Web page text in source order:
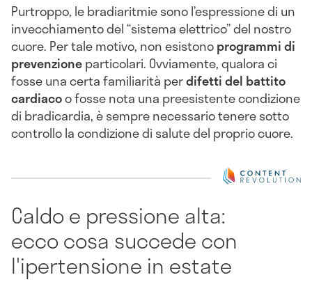
Purtroppo, le bradiaritmie sono l’espressione di un
invecchiamento del “sistema elettrico” del nostro
cuore. Per tale motivo, non esistonoprogrammi di
prevenzioneparticolari. Ovviamente, qualora ci
fosse una certa familiarità perdifetti del battito
cardiacoo fosse nota una preesistente condizione
di bradicardia, è sempre necessario tenere sotto
controllo la condizione di salute del proprio cuore.
Caldo e pressione alta:
ecco cosa succede con
l'ipertensione in estate